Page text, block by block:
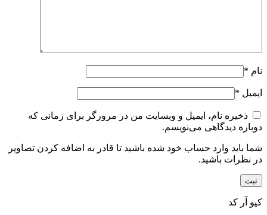
نام *
ایمیل *
ذخیره نام، ایمیل و وبسایت من در مرورگر برای زمانی که
دوباره دیدگاهی می‌نویسم.
شما باید وارد حساب خود شده باشید تا قادر به اضافه کردن تصاویر
در نظرات باشید.
کیو آر کد